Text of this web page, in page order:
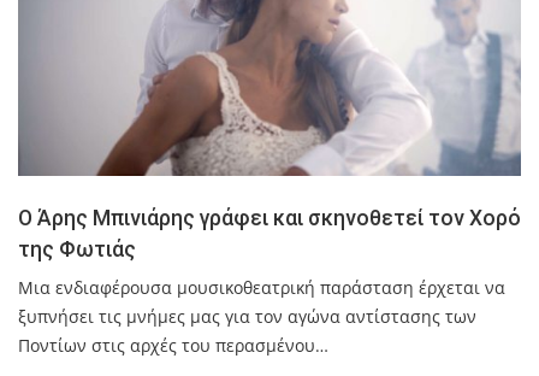
Ο Άρης Μπινιάρης γράφει και σκηνοθετεί τον Χορό
της Φωτιάς
Μια ενδιαφέρουσα μουσικοθεατρική παράσταση έρχεται να
ξυπνήσει τις μνήμες μας για τον αγώνα αντίστασης των
Ποντίων στις αρχές του περασμένου…